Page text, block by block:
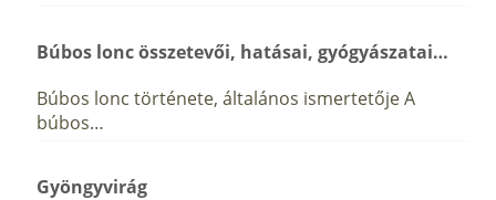
Búbos lonc összetevői, hatásai, gyógyászatai…
Búbos lonc története, általános ismertetője A
búbos…
Gyöngyvirág